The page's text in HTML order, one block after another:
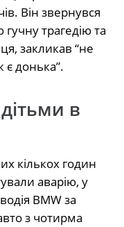
Він звернувся
гучну трагедію та
закликав “не
є донька”.
в
кількох годин
аварію, у
BMW за
з чотирма